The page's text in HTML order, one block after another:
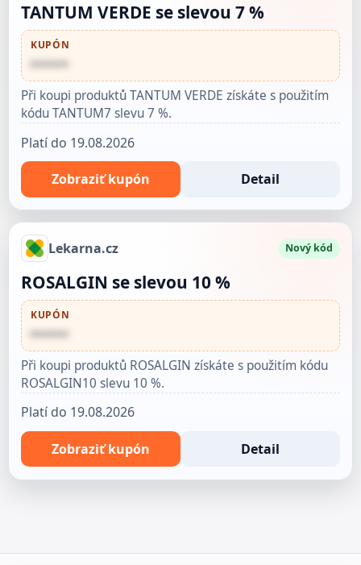
TANTUM VERDE se slevou 7 %
KUPÓN
••••••
Při koupi produktů TANTUM VERDE získáte s použitím
kódu TANTUM7 slevu 7 %.
Platí do 19.08.2026
Zobraziť kupón Detail
Lekarna.cz Nový kód
ROSALGIN se slevou 10 %
KUPÓN
••••••
Při koupi produktů ROSALGIN získáte s použitím kódu
ROSALGIN10 slevu 10 %.
Platí do 19.08.2026
Zobraziť kupón Detail